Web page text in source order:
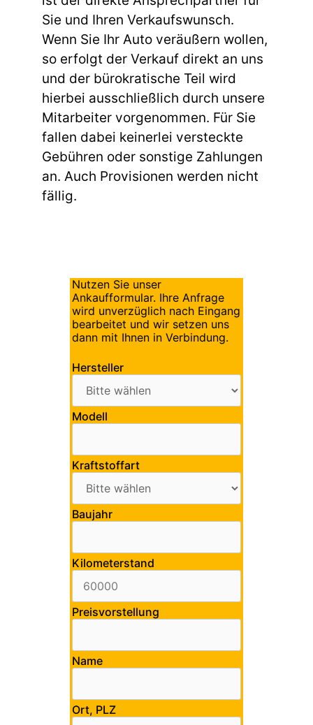
Sie und Ihren Verkaufswunsch.
Wenn Sie Ihr Auto veräußern wollen,
so erfolgt der Verkauf direkt an uns
und der bürokratische Teil wird
hierbei ausschließlich durch unsere
Mitarbeiter vorgenommen. Für Sie
fallen dabei keinerlei versteckte
Gebühren oder sonstige Zahlungen
an. Auch Provisionen werden nicht
fällig.
Nutzen Sie unser
Ankaufformular. Ihre Anfrage
wird unverzüglich nach Eingang
bearbeitet und wir setzen uns
dann mit Ihnen in Verbindung.
Hersteller
Modell
Kraftstoffart
Baujahr
Kilometerstand
Preisvorstellung
Name
Ort, PLZ